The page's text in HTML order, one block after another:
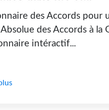
des Accords pour
des Accords à la
intéractif...